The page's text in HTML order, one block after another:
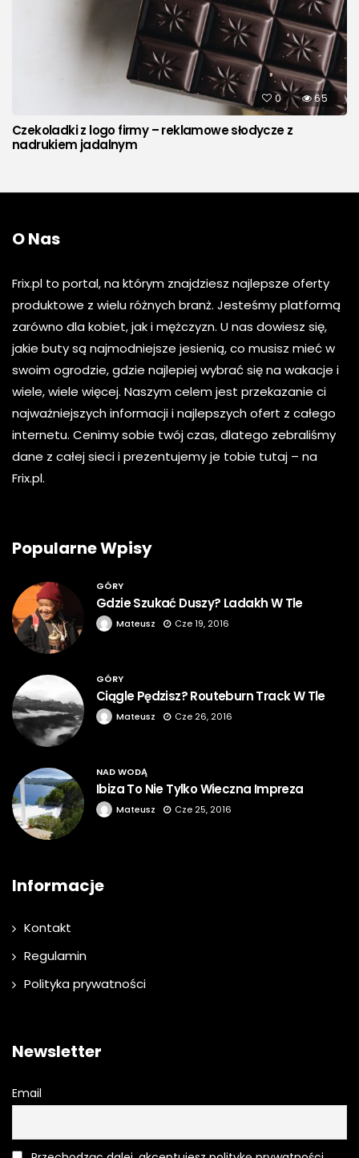
0 65
Czekoladki z logo firmy – reklamowe słodycze z
nadrukiem jadalnym
O Nas
Frix.pl to portal, na którym znajdziesz najlepsze oferty
produktowe z wielu różnych branż. Jesteśmy platformą
zarówno dla kobiet, jak i mężczyzn. U nas dowiesz się,
jakie buty są najmodniejsze jesienią, co musisz mieć w
swoim ogrodzie, gdzie najlepiej wybrać się na wakacje i
wiele, wiele więcej. Naszym celem jest przekazanie ci
najważniejszych informacji i najlepszych ofert z całego
internetu. Cenimy sobie twój czas, dlatego zebraliśmy
dane z całej sieci i prezentujemy je tobie tutaj – na
Frix.pl.
Popularne Wpisy
GÓRY
Gdzie Szukać Duszy? Ladakh W Tle
Mateusz Cze 19, 2016
GÓRY
Ciągle Pędzisz? Routeburn Track W Tle
Mateusz Cze 26, 2016
NAD WODĄ
Ibiza To Nie Tylko Wieczna Impreza
Mateusz Cze 25, 2016
Informacje
Kontakt
Regulamin
Polityka prywatności
Newsletter
Email